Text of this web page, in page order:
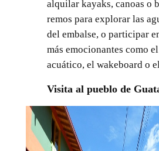
alquilar kayaks, canoas o
remos para explorar las
del embalse, o participar
más emocionantes como
acuático, el wakeboard o
Visita al pueblo de